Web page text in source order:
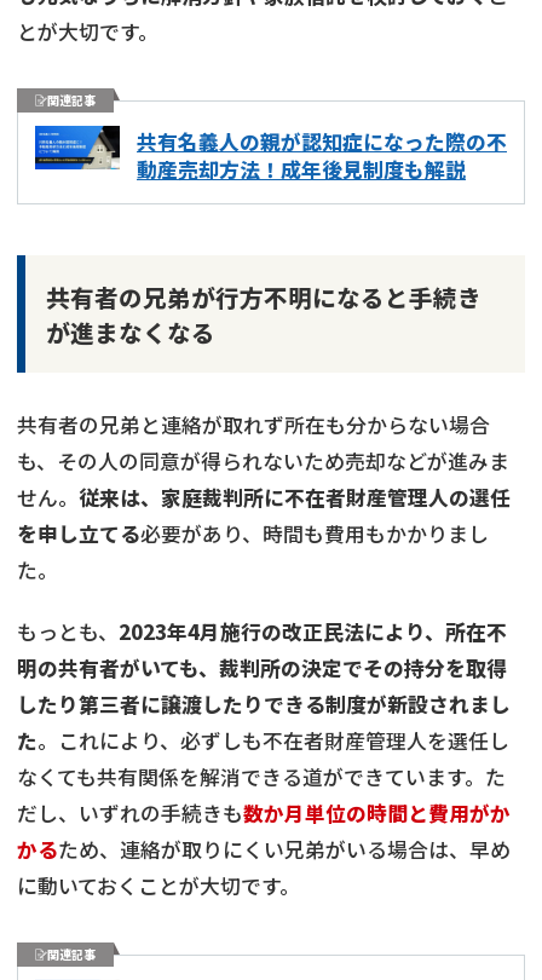
とが大切です。
関連記事
共有名義人の親が認知症になった際の不
動産売却方法！成年後見制度も解説
共有者の兄弟が行方不明になると手続き
が進まなくなる
共有者の兄弟と連絡が取れず所在も分からない場合
も、その人の同意が得られないため売却などが進みま
せん。 従来は、家庭裁判所に不在者財産管理人の選任
を申し立てる必要があり、時間も費用もかかりまし
た。
もっとも、 2023年4月施行の改正民法により、所在不
明の共有者がいても、裁判所の決定でその持分を取得
したり第三者に譲渡したりできる制度が新設されまし
た。これにより、必ずしも不在者財産管理人を選任し
なくても共有関係を解消できる道ができています。た
だし、いずれの手続きも数か月単位の時間と費用がか
かるため、連絡が取りにくい兄弟がいる場合は、早め
に動いておくことが大切です。
関連記事